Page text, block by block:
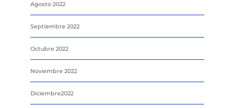
Agosto 2022
Septiembre 2022
Octubre 2022
Noviembre 2022
Diciembre2022